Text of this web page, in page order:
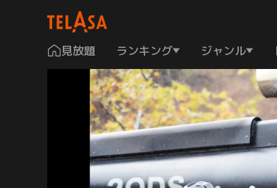
見放題 ランキング ジャンル